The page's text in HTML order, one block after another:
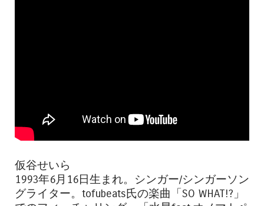
仮谷せいら
1993年6月16日生まれ。シンガー/シンガーソン
グライター。tofubeats氏の楽曲「SO WHAT!?」